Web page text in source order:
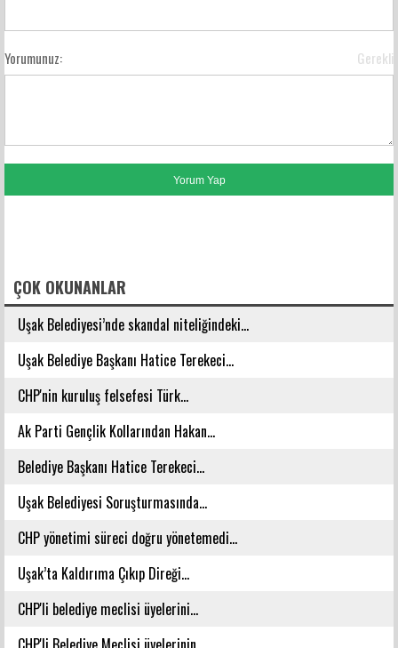
Yorumunuz: Gerekli
ÇOK OKUNANLAR
Uşak Belediyesi’nde skandal niteliğindeki...
Uşak Belediye Başkanı Hatice Terekeci...
CHP'nin kuruluş felsefesi Türk...
Ak Parti Gençlik Kollarından Hakan...
Belediye Başkanı Hatice Terekeci...
Uşak Belediyesi Soruşturmasında...
CHP yönetimi süreci doğru yönetemedi...
Uşak’ta Kaldırıma Çıkıp Direği...
CHP'li belediye meclisi üyelerini...